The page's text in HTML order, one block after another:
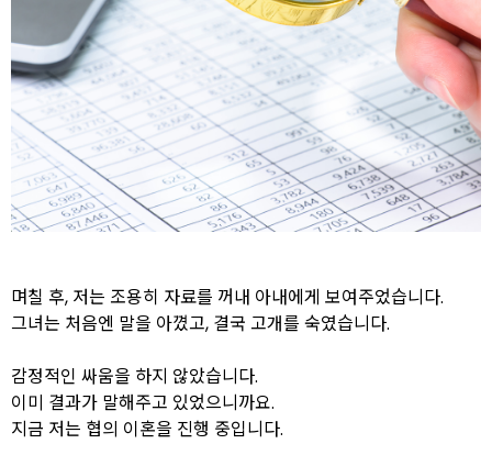
며칠 후, 저는 조용히 자료를 꺼내 아내에게 보여주었습니다.
그녀는 처음엔 말을 아꼈고, 결국 고개를 숙였습니다.
감정적인 싸움을 하지 않았습니다.
이미 결과가 말해주고 있었으니까요.
지금 저는 협의 이혼을 진행 중입니다.